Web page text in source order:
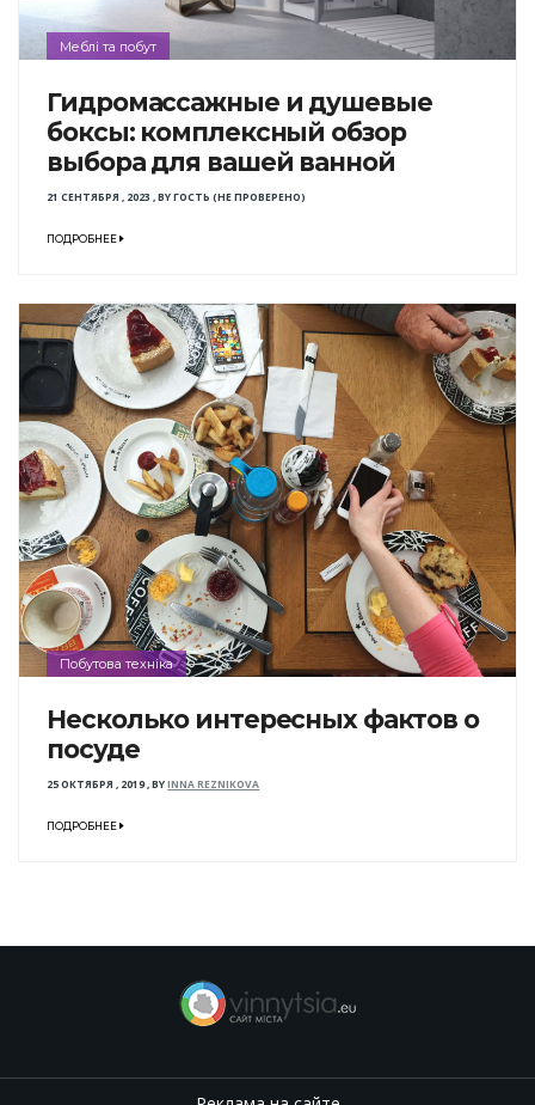
Меблі та побут
Гидромассажные и душевые
боксы: комплексный обзор
выбора для вашей ванной
21 СЕНТЯБРЯ , 2023 ,BYГОСТЬ (НЕ ПРОВЕРЕНО)
ПОДРОБНЕЕ
Побутова техніка
Несколько интересных фактов о
посуде
25 ОКТЯБРЯ , 2019,BYINNA REZNIKOVA
ПОДРОБНЕЕ